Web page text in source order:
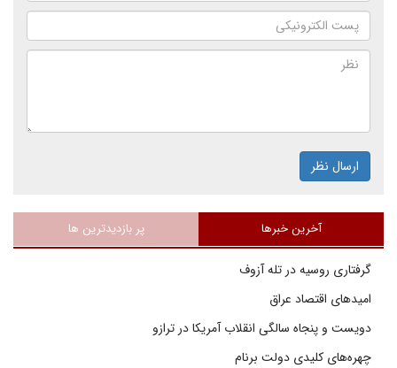
ارسال نظر
آخرین خبرها پر بازدیدترین ها
گرفتاری روسیه در تله آزوف
امیدهای اقتصاد عراق
دویست و پنجاه سالگی انقلاب آمریکا در ترازو
چهره‌های کلیدی دولت برنام